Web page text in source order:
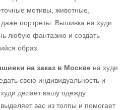
мотивы, животные,
портреты. Вышивка на худи
любую фантазию и создать
образ.
на заказ в Москвена худи
свою индивидуальность и
делает вашу одежду
вас из толпы и помогает